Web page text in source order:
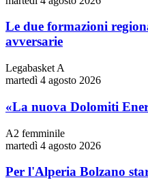
Le due formazioni
avversarie
Legabasket A
martedì 4 agosto 2026
«La nuova Dolomiti
A2 femminile
martedì 4 agosto 2026
Per l'Alperia Bolzano